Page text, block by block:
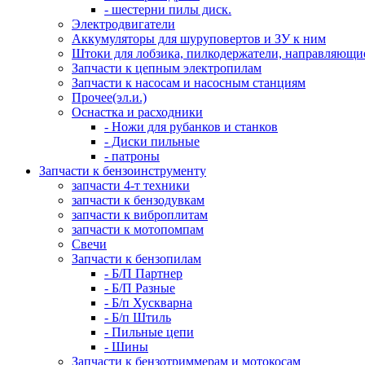
- шестерни пилы диск.
Электродвигатели
Аккумуляторы для шуруповертов и ЗУ к ним
Штоки для лобзика, пилкодержатели,
Запчасти к цепным электропилам
Запчасти к насосам и насосным станциям
Прочее(эл.и.)
Оснастка и расходники
- Ножи для рубанков и станков
- Диски пильные
- патроны
Запчасти к бензоинструменту
запчасти 4-т техники
запчасти к бензодувкам
запчасти к виброплитам
запчасти к мотопомпам
Свечи
Запчасти к бензопилам
- Б/П Партнер
- Б/П Разные
- Б/п Хускварна
- Б/п Штиль
- Пильные цепи
- Шины
Запчасти к бензотриммерам и мотокосам